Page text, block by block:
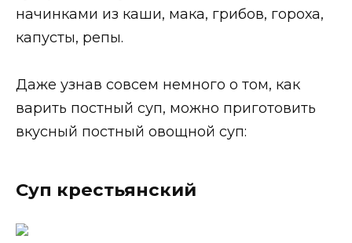
начинками из каши, мака, грибов, гороха,
капусты, репы.
Даже узнав совсем немного о том, как
варить постный суп, можно приготовить
вкусный постный овощной суп:
Суп крестьянский